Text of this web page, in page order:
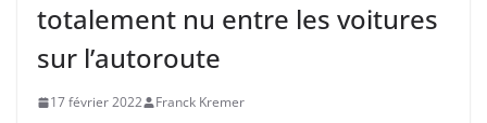
totalement nu entre les voitures
sur l’autoroute
17 février 2022 Franck Kremer